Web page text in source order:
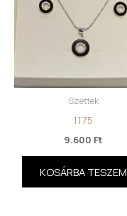
Szettek
1175
9.600 Ft
KOSÁRBA TESZEM